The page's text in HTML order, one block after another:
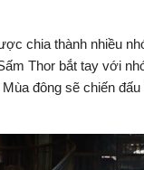
chia thành nhiều
Thor bắt tay với
đông sẽ chiến